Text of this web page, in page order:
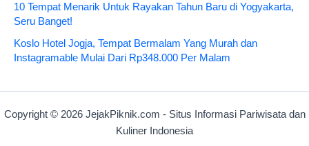
10 Tempat Menarik Untuk Rayakan Tahun Baru di Yogyakarta,
Seru Banget!
Koslo Hotel Jogja, Tempat Bermalam Yang Murah dan
Instagramable Mulai Dari Rp348.000 Per Malam
Copyright © 2026 JejakPiknik.com - Situs Informasi Pariwisata dan
Kuliner Indonesia